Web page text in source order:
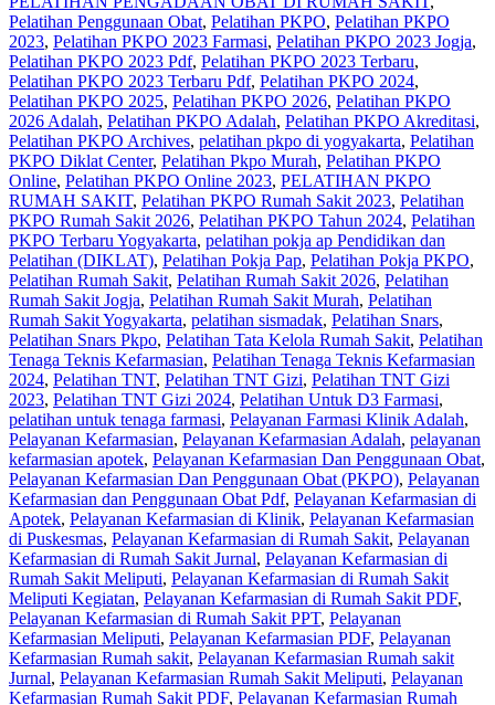
Pelatihan Penggunaan Obat, Pelatihan PKPO, Pelatihan PKPO
2023, Pelatihan PKPO 2023 Farmasi, Pelatihan PKPO 2023 Jogja,
Pelatihan PKPO 2023 Pdf, Pelatihan PKPO 2023 Terbaru,
Pelatihan PKPO 2023 Terbaru Pdf, Pelatihan PKPO 2024,
Pelatihan PKPO 2025, Pelatihan PKPO 2026, Pelatihan PKPO
2026 Adalah, Pelatihan PKPO Adalah, Pelatihan PKPO Akreditasi,
Pelatihan PKPO Archives, pelatihan pkpo di yogyakarta, Pelatihan
PKPO Diklat Center, Pelatihan Pkpo Murah, Pelatihan PKPO
Online, Pelatihan PKPO Online 2023, PELATIHAN PKPO
RUMAH SAKIT, Pelatihan PKPO Rumah Sakit 2023, Pelatihan
PKPO Rumah Sakit 2026, Pelatihan PKPO Tahun 2024, Pelatihan
PKPO Terbaru Yogyakarta, pelatihan pokja ap Pendidikan dan
Pelatihan (DIKLAT), Pelatihan Pokja Pap, Pelatihan Pokja PKPO,
Pelatihan Rumah Sakit‎, Pelatihan Rumah Sakit 2026, Pelatihan
Rumah Sakit Jogja, Pelatihan Rumah Sakit Murah, Pelatihan
Rumah Sakit Yogyakarta, pelatihan sismadak, Pelatihan Snars,
Pelatihan Snars Pkpo, Pelatihan Tata Kelola Rumah Sakit, Pelatihan
Tenaga Teknis Kefarmasian, Pelatihan Tenaga Teknis Kefarmasian
2024, Pelatihan TNT, Pelatihan TNT Gizi, Pelatihan TNT Gizi
2023, Pelatihan TNT Gizi 2024, Pelatihan Untuk D3 Farmasi,
pelatihan untuk tenaga farmasi, Pelayanan Farmasi Klinik Adalah,
Pelayanan Kefarmasian, Pelayanan Kefarmasian Adalah, pelayanan
kefarmasian apotek, Pelayanan Kefarmasian Dan Penggunaan Obat,
Pelayanan Kefarmasian Dan Penggunaan Obat (PKPO), Pelayanan
Kefarmasian dan Penggunaan Obat Pdf, Pelayanan Kefarmasian di
Apotek, Pelayanan Kefarmasian di Klinik, Pelayanan Kefarmasian
di Puskesmas, Pelayanan Kefarmasian di Rumah Sakit, Pelayanan
Kefarmasian di Rumah Sakit Jurnal, Pelayanan Kefarmasian di
Rumah Sakit Meliputi, Pelayanan Kefarmasian di Rumah Sakit
Meliputi Kegiatan, Pelayanan Kefarmasian di Rumah Sakit PDF,
Pelayanan Kefarmasian di Rumah Sakit PPT, Pelayanan
Kefarmasian Meliputi, Pelayanan Kefarmasian PDF, Pelayanan
Kefarmasian Rumah sakit, Pelayanan Kefarmasian Rumah sakit
Jurnal, Pelayanan Kefarmasian Rumah Sakit Meliputi, Pelayanan
Kefarmasian Rumah Sakit PDF, Pelayanan Kefarmasian Rumah